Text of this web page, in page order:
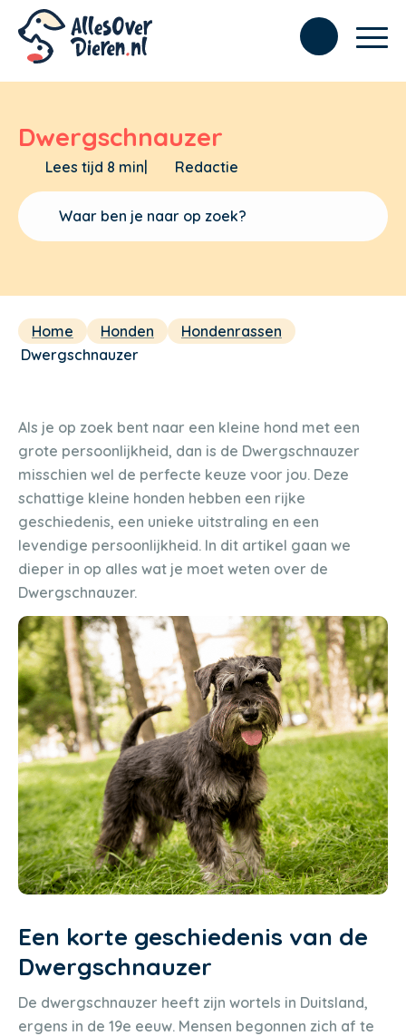
Dwergschnauzer
Lees tijd 8 min| Redactie
Home Honden
Hondenrassen
Dwergschnauzer
Als je op zoek bent naar een kleine hond met een
grote persoonlijkheid, dan is de Dwergschnauzer
misschien wel de perfecte keuze voor jou. Deze
schattige kleine honden hebben een rijke
geschiedenis, een unieke uitstraling en een
levendige persoonlijkheid. In dit artikel gaan we
dieper in op alles wat je moet weten over de
Dwergschnauzer.
Een korte geschiedenis van de
Dwergschnauzer
De dwergschnauzer heeft zijn wortels in Duitsland,
ergens in de 19e eeuw. Mensen begonnen zich af te